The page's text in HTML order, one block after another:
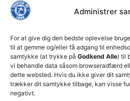
Administrer
For at give dig den bedste oplevelse
til at gemme og/eller få adgang til
samtykke (at trykke på Godkend Alle) til
vi behandle data såsom browseradfærd
dette websted. Hvis du ikke giver dit
trækker dit samtykke tilbage, kan visse
negativt.
Thisted
99 19
19
Trænerteamet
Club